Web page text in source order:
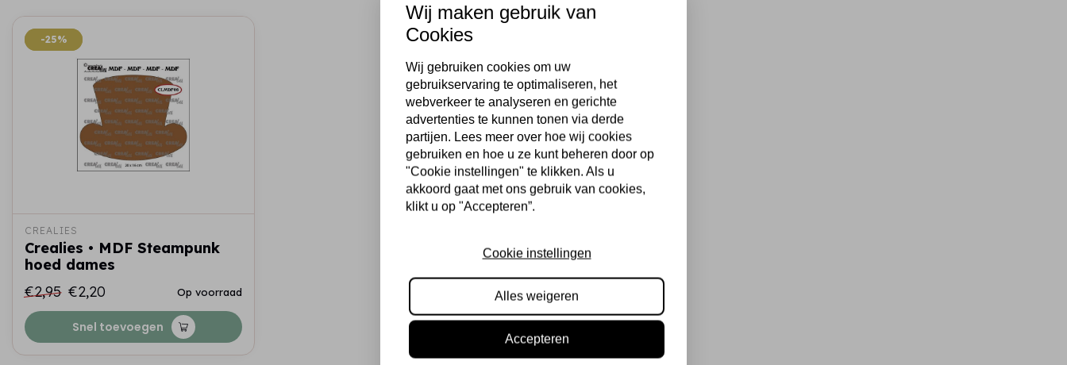
-25%
-25%
CREALIES
Crealies • MDF Steampunk
hoed dames
€2,95 €2,20 Op voorraad
Snel toevoegen
Wij maken gebruik van
Cookies
Wij gebruiken cookies om uw
gebruikservaring te optimaliseren, het
webverkeer te analyseren en gerichte
advertenties te kunnen tonen via derde
partijen. Lees meer over hoe wij cookies
gebruiken en hoe u ze kunt beheren door op
"Cookie instellingen" te klikken. Als u
akkoord gaat met ons gebruik van cookies,
klikt u op "Accepteren”.
Cookie instellingen
Alles weigeren
Accepteren